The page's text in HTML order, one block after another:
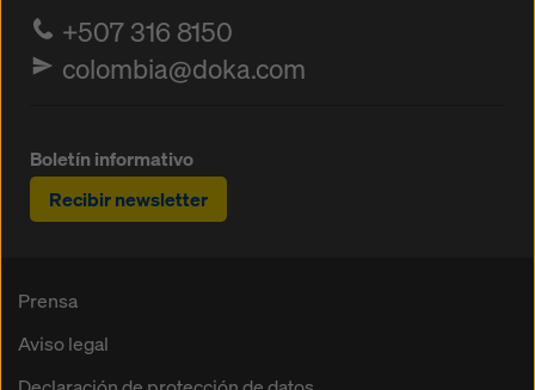
+507 316 8150
colombia@doka.com
Boletín informativo
Recibir newsletter
Prensa
Aviso legal